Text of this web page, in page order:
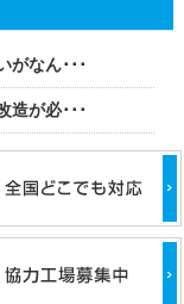
がなん･･･
造が必･･･